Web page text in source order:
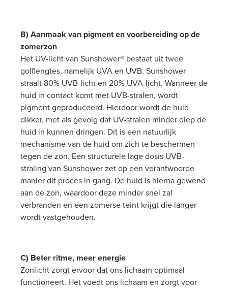
B) Aanmaak van pigment en voorbereiding op de
zomerzon
Het UV-licht van Sunshower® bestaat uit twee
golflengtes, namelijk UVA en UVB. Sunshower
straalt 80% UVB-licht en 20% UVA-licht. Wanneer de
huid in contact komt met UVB-stralen, wordt
pigment geproduceerd. Hierdoor wordt de huid
dikker, met als gevolg dat UV-stralen minder diep de
huid in kunnen dringen. Dit is een natuurlijk
mechanisme van de huid om zich te beschermen
tegen de zon. Een structurele lage dosis UVB-
straling van Sunshower zet op een verantwoorde
manier dit proces in gang. De huid is hierna gewend
aan de zon, waardoor deze minder snel zal
verbranden en een zomerse teint krijgt die langer
wordt vastgehouden.
C) Beter ritme, meer energie
Zonlicht zorgt ervoor dat ons lichaam optimaal
functioneert. Het voedt ons lichaam en zorgt voor